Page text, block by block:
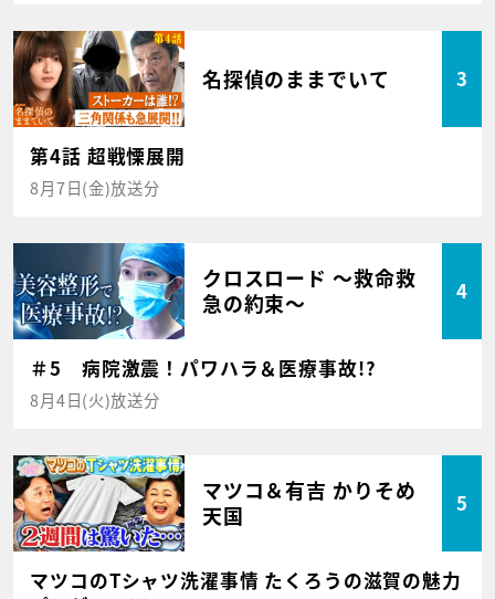
名探偵のままでいて 3
第4話 超戦慄展開
8月7日(金)放送分
クロスロード ～救命救
急の約束～
4
＃5 病院激震！パワハラ＆医療事故!?
8月4日(火)放送分
マツコ＆有吉 かりそめ
天国
5
マツコのTシャツ洗濯事情 たくろうの滋賀の魅力